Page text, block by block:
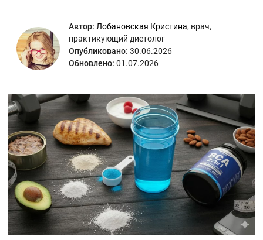
Автор: Лобановская Кристина, врач,
практикующий диетолог
Опубликовано: 30.06.2026
Обновлено: 01.07.2026